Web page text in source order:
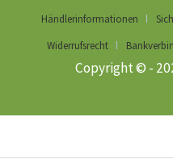
Händlerinformationen
Widerrufsrecht
Copyright © -